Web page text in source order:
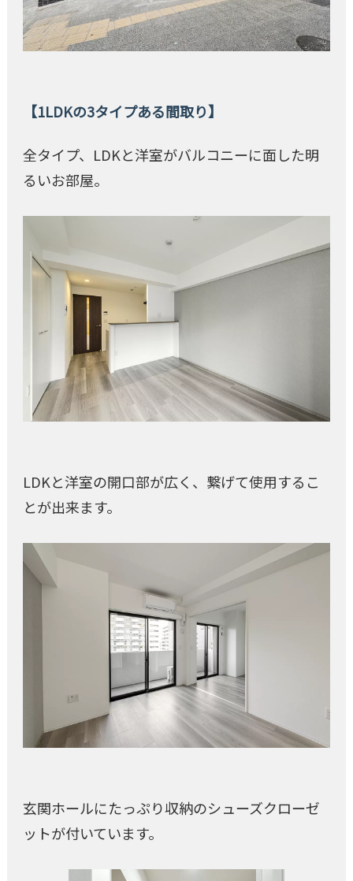
1LDKの3タイプある間取り
全タイプ、LDKと洋室がバルコニーに面した明
るいお部屋。
LDKと洋室の開口部が広く、繋げて使用するこ
とが出来ます。
玄関ホールにたっぷり収納のシューズクローゼ
ットが付いています。